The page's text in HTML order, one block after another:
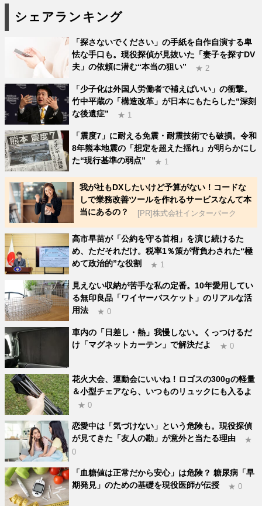
シェアランキング
「探さないでください」の手紙を自作自演する卑
怯な手口も。現役探偵が見抜いた「妻子を探すDV
夫」の依頼に潜む“本当の狙い”
★ 2
「少子化は外国人労働者で補えばいい」の衝撃。
竹中平蔵の「構造改革」が日本にもたらした“深刻
な後遺症”
★ 1
「震度7」に耐える免震・耐震技術でも破損。令和
8年熊本地震の「想定を超えた揺れ」が明らかにし
た“現行基準の弱点”
★ 1
我が社もDXしたいけど予算がない！コードな
しで業務改善ツールを作れるサービスなんて本
当にあるの？
[PR]株式会社インターパーク
高市早苗が「公約を守る首相」を演じ続けるた
め、ただそれだけ。税率1％策が背負わされた“極
めて政治的”な役割
★ 1
見えない収納が苦手な私の定番。10年愛用してい
る無印良品「ワイヤーバスケット」のリアルな活
用法
★ 0
車内の「日差し・熱」我慢しない。くっつけるだ
け「マグネットカーテン」で解決だよ
★ 0
花火大会、運動会にいいね！ロゴスの300gの軽量
＆小型チェアなら、いつものリュックにも入るよ
★ 0
恋愛中は「気づけない」という危険も。現役探偵
が見てきた「友人の勘」が意外と当たる理由
★
0
「血糖値は正常だから安心」は危険？ 糖尿病「早
期発見」のための基礎を現役医師が伝授
★ 0